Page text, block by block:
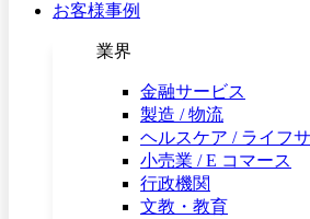
お客様事例
業界
金融サービス
製造 / 物流
ヘルスケア / ライフ
小売業 / E コマース
行政機関
文教・教育